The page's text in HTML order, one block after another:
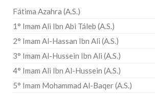
Fátima Azahra (A.S.)
1° Imam Ali Ibn Abi Táleb (A.S.)
2° Imam Al-Hassan Ibn Ali (A.S.)
3° Imam Al-Hussein Ibn Ali (A.S.)
4° Imam Ali Ibn Al-Hussein (A.S.)
5° Imam Mohammad Al-Baqer (A.S.)